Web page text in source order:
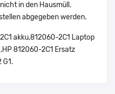
in den Hausmüll.
abgegeben werden.
akku,812060-2C1 Laptop
812060-2C1 Ersatz
G1.